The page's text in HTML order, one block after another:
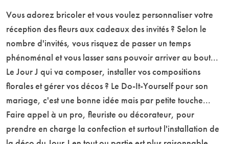
Vous adorez bricoler et vous voulez personnaliser votre
réception des fleurs aux cadeaux des invités ? Selon le
nombre d'invités, vous risquez de passer un temps
phénoménal et vous lasser sans pouvoir arriver au bout...
Le Jour J qui va composer, installer vos compositions
florales et gérer vos décos ? Le Do-It-Yourself pour son
mariage, c'est une bonne idée mais par petite touche...
Faire appel à un pro, fleuriste ou décorateur, pour
prendre en charge la confection et surtout l'installation de